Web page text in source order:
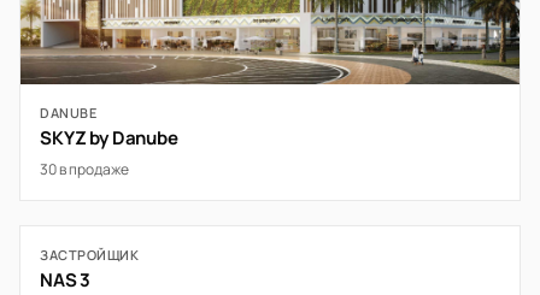
DANUBE
SKYZ by Danube
30 в продаже
ЗАСТРОЙЩИК
NAS 3